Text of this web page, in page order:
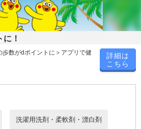
セル・返品交換は対応いたしかねます。
ております。
合算払い、クレジットカード、dポイン
て】
！
歩数がdポイントに＞アプリで健
詳細は
こちら
洗濯用洗剤・柔軟剤・漂白剤